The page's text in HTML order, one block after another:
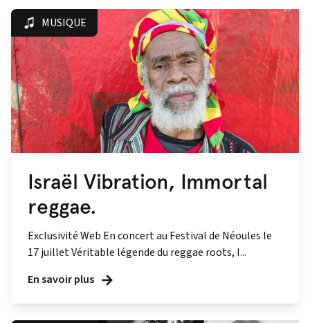
MUSIQUE
Israël Vibration, Immortal
reggae.
Exclusivité Web En concert au Festival de Néoules le
17 juillet Véritable légende du reggae roots, I...
En savoir plus